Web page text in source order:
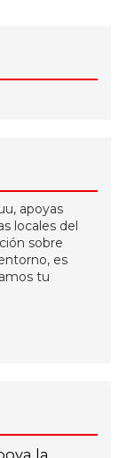
apoyas
locales del
sobre
es
tu